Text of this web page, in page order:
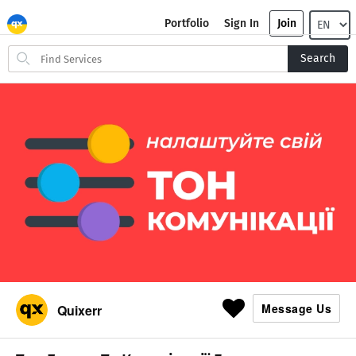
Search
items
Search
Portfolio Sign In Join
Message Us
Quixerr